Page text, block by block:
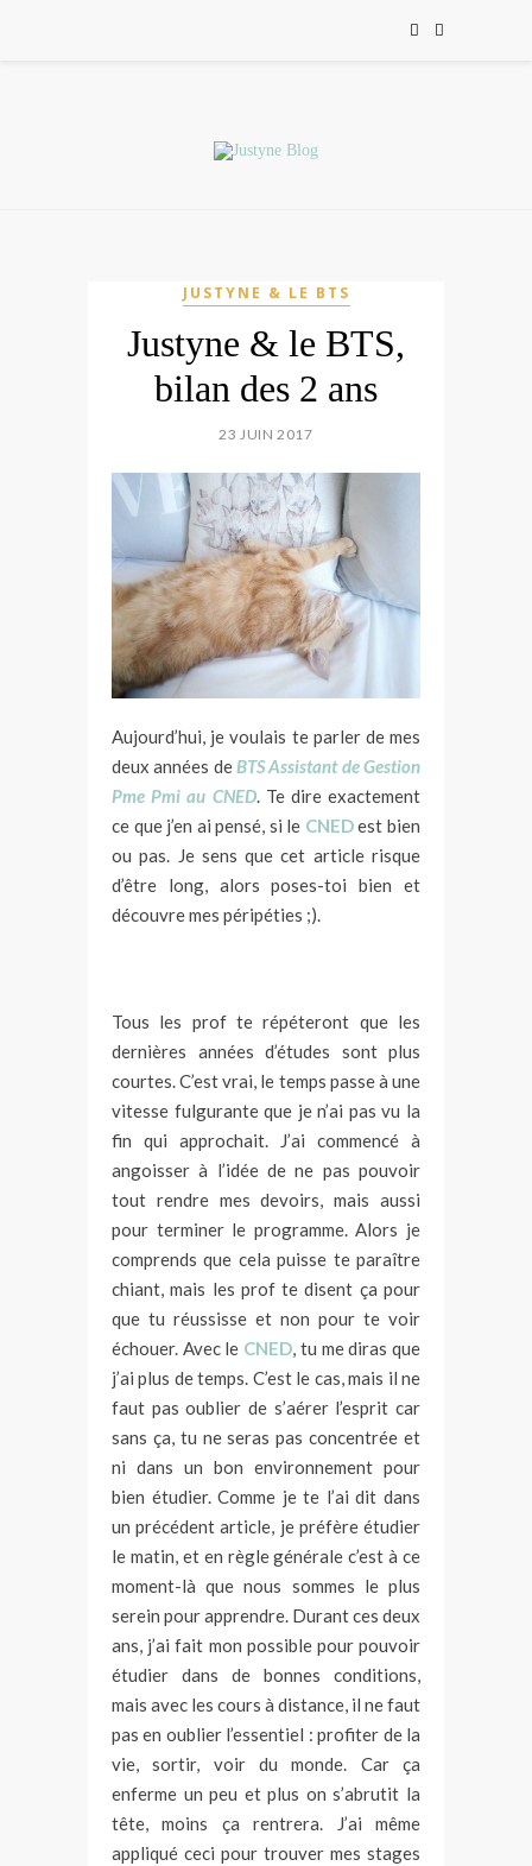
JUSTYNE & LE BTS
Justyne & le BTS,
bilan des 2 ans
23 JUIN 2017
Aujourd’hui, je voulais te parler de mes
deux années deBTS Assistant de Gestion
Pme Pmi au CNED. Te dire exactement
ce que j’en ai pensé, si le CNEDest bien
ou pas. Je sens que cet article risque
d’être long, alors poses-toi bien et
découvre mes péripéties ;).
Tous les prof te répéteront que les
dernières années d’études sont plus
courtes. C’est vrai, le temps passe à une
vitesse fulgurante que je n’ai pas vu la
fin qui approchait. J’ai commencé à
angoisser à l’idée de ne pas pouvoir
tout rendre mes devoirs, mais aussi
pour terminer le programme. Alors je
comprends que cela puisse te paraître
chiant, mais les prof te disent ça pour
que tu réussisse et non pour te voir
échouer. Avec le CNED, tu me diras que
j’ai plus de temps. C’est le cas, mais il ne
faut pas oublier de s’aérer l’esprit car
sans ça, tu ne seras pas concentrée et
ni dans un bon environnement pour
bien étudier. Comme je te l’ai dit dans
un précédent article, je préfère étudier
le matin, et en règle générale c’est à ce
moment-là que nous sommes le plus
serein pour apprendre. Durant ces deux
ans, j’ai fait mon possible pour pouvoir
étudier dans de bonnes conditions,
mais avec les cours à distance, il ne faut
pas en oublier l’essentiel : profiter de la
vie, sortir, voir du monde. Car ça
enferme un peu et plus on s’abrutit la
tête, moins ça rentrera. J’ai même
appliqué ceci pour trouver mes stages